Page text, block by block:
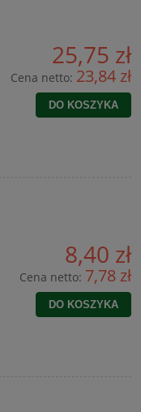
25,75 zł
Cena netto: 23,84 zł
DO KOSZYKA
8,40 zł
Cena netto: 7,78 zł
DO KOSZYKA